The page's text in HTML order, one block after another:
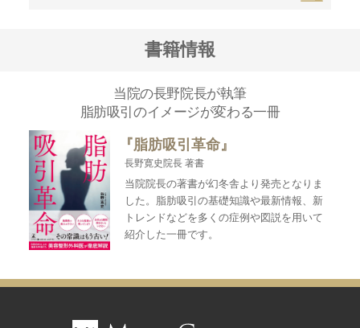
書籍情報
当院の長野院長が執筆
脂肪吸引のイメージが変わる一冊
『脂肪吸引革命』
長野寛史院長 著書
当院院長の著書が幻冬舎より発売となりま
した。脂肪吸引の基礎知識や最新情報、新
トレンドなどを多くの症例や図説を用いて
紹介した一冊です。